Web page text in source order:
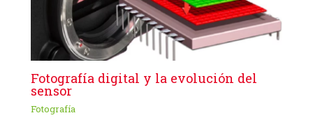
Fotografía digital y la evolución del
sensor
Fotografía